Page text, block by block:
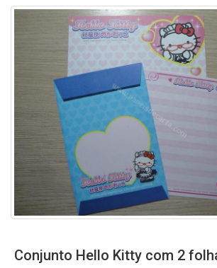
Conjunto Hello Kitty com 2